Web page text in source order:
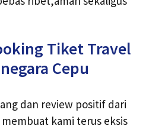
Tiket Travel
Cepu
dan review positif dari
kami terus eksis